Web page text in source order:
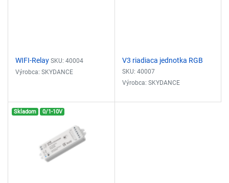
WIFI-Relay SKU: 40004
Výrobca: SKYDANCE
ovládanie LED osvetlenia
Kompatibilný s RF riadiacimí
jednotkami SKYDANCE
Ovládanie...
V3 riadiaca jednotka RGB
SKU: 40007
Výrobca: SKYDANCE
Skladom 0/1-10V